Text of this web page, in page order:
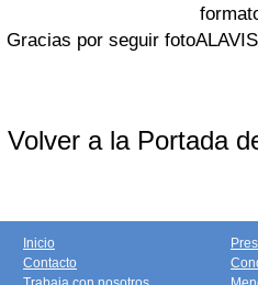
Gracias por seguir
Volver a la Portada
Inicio
Contacto